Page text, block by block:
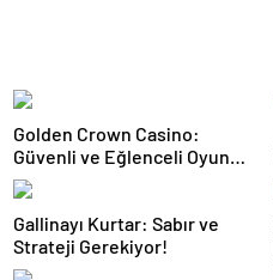
Golden Crown Casino:
Güvenli ve Eğlenceli Oyun
Deneyimi
Gallinayı Kurtar: Sabır ve
Strateji Gerekiyor!